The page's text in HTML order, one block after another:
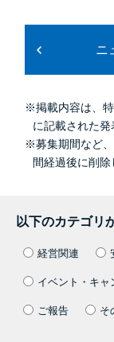
ニ
※掲載内容は、
に記載された発
※募集期間など
間経過後に削除
以下のカテゴリ
経営関連
イベント・キャ
ご報告 そ